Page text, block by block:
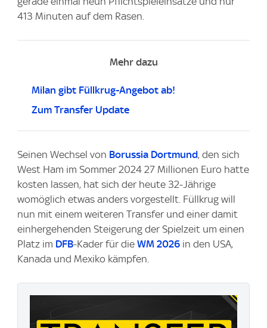
413 Minuten auf dem Rasen.
Mehr dazu
Milan gibt Füllkrug-Angebot ab!
Zum Transfer Update
Seinen Wechsel von Borussia Dortmund, den sich
West Ham im Sommer 2024 27 Millionen Euro hatte
kosten lassen, hat sich der heute 32-Jährige
womöglich etwas anders vorgestellt. Füllkrug will
nun mit einem weiteren Transfer und einer damit
einhergehenden Steigerung der Spielzeit um einen
Platz im DFB-Kader für die WM 2026 in den USA,
Kanada und Mexiko kämpfen.